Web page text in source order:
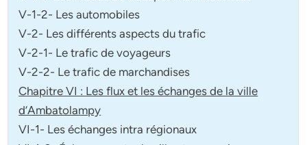
V-1-2- Les automobiles
V-2- Les différents aspects du trafic
V-2-1- Le trafic de voyageurs
V-2-2- Le trafic de marchandises
Chapitre VI : Les flux et les échanges de la ville
d’Ambatolampy
VI-1- Les échanges intra régionaux